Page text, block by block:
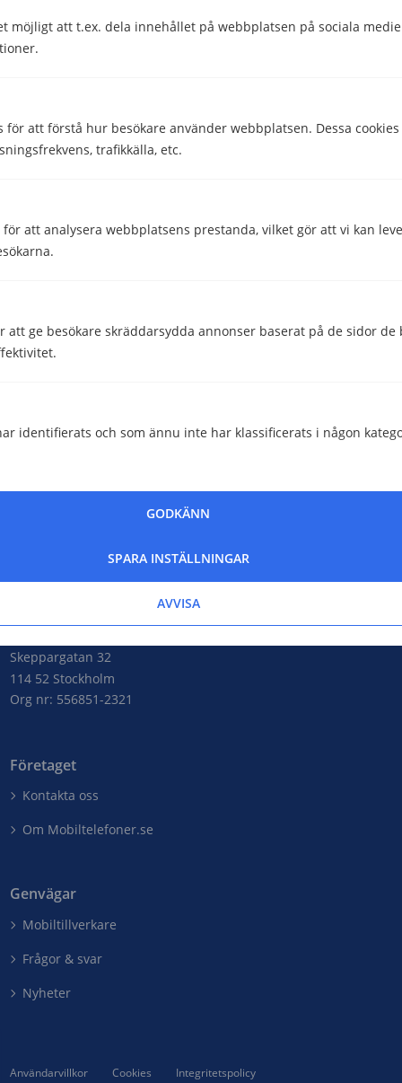
möjligt att t.ex. dela innehållet på webbplatsen på sociala
för att förstå hur besökare använder webbplatsen. Dessa
trafikkälla, etc.
för att analysera webbplatsens prestanda, vilket gör att vi kan
att ge besökare skräddarsydda annonser baserat på de sidor
identifierats och som ännu inte har klassificerats i någon
AVVISA
SPARA INSTÄLLNINGAR
GODKÄNN
Djup 8.4 mm
Höjd
Övrigt
Operativsystem
Helena Darlöf
Head of Content
Hjälpte den här informationen dig?
Skeppargatan 32
114 52 Stockholm
Org nr: 556851-2321
Företaget
Kontakta oss
Om Mobiltelefoner.se
Genvägar
Mobiltillverkare
Frågor & svar
Nyheter
Användarvillkor Cookies Integritetspolicy